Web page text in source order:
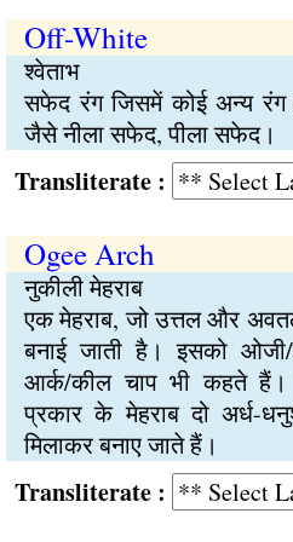
Off-White
श्वेताभ
सफेद रंग जिसमें कोई अन्य रंग
जैसे नीला सफेद, पीला सफेद।
:
Ogee Arch
नुकीली मेहराब
एक मेहराब, जो उत्तल और
बनाई जाती है। इसको
आर्क/कील चाप भी कहते
प्रकार के मेहराब दो अर्ध-
मिलाकर बनाए जाते हैं।
: